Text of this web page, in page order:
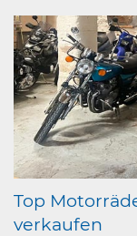
Top
verkaufen